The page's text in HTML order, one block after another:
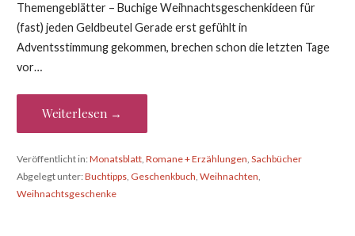
Themengeblätter – Buchige Weihnachtsgeschenkideen für
(fast) jeden Geldbeutel Gerade erst gefühlt in
Adventsstimmung gekommen, brechen schon die letzten Tage
vor…
Weiterlesen →
Veröffentlicht in:Monatsblatt, Romane + Erzählungen Sachbücher
Abgelegt unter:Buchtipps, Geschenkbuch Weihnachten
Weihnachtsgeschenke